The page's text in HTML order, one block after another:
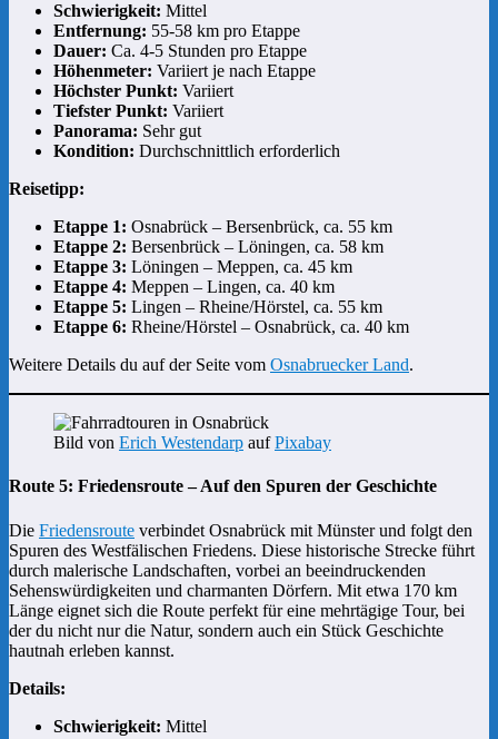
Schwierigkeit: Mittel
Entfernung: 55-58 km pro Etappe
Dauer: Ca. 4-5 Stunden pro Etappe
Höhenmeter: Variiert je nach Etappe
Höchster Punkt: Variiert
Tiefster Punkt: Variiert
Panorama: Sehr gut
Kondition: Durchschnittlich erforderlich
Reisetipp:
Etappe 1: Osnabrück – Bersenbrück, ca. 55 km
Etappe 2: Bersenbrück – Löningen, ca. 58 km
Etappe 3: Löningen – Meppen, ca. 45 km
Etappe 4: Meppen – Lingen, ca. 40 km
Etappe 5: Lingen – Rheine/Hörstel, ca. 55 km
Etappe 6: Rheine/Hörstel – Osnabrück, ca. 40 km
Weitere Details du auf der Seite vom Osnabruecker Land.
Bild von Erich Westendarp aufPixabay
Route 5: Friedensroute – Auf den Spuren der Geschichte
Die Friedensroute verbindet Osnabrück mit Münster und folgt den
Spuren des Westfälischen Friedens. Diese historische Strecke führt
durch malerische Landschaften, vorbei an beeindruckenden
Sehenswürdigkeiten und charmanten Dörfern. Mit etwa 170 km
Länge eignet sich die Route perfekt für eine mehrtägige Tour, bei
der du nicht nur die Natur, sondern auch ein Stück Geschichte
hautnah erleben kannst.
Details:
Schwierigkeit: Mittel